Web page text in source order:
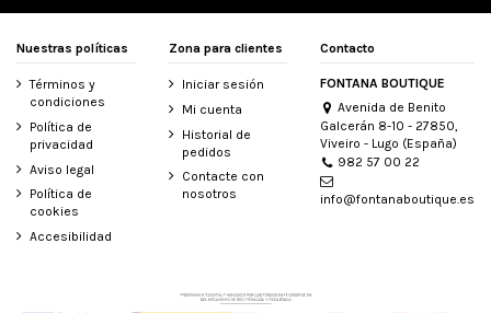
Nuestras políticas
Términos y
condiciones
Política de
privacidad
Aviso legal
Política de
cookies
Accesibilidad
Zona para clientes
Iniciar sesión
Mi cuenta
Historial de
pedidos
Contacte con
nosotros
Contacto
FONTANA BOUTIQUE
Avenida de Benito
Galcerán 8-10 - 27850,
Viveiro - Lugo (España)
982 57 00 22
info@fontanaboutique.es